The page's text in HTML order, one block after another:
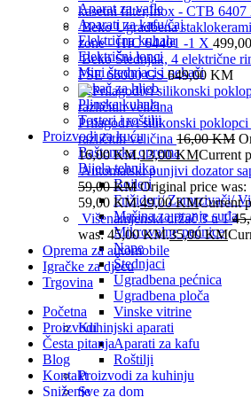
Aparat za vafle
Aparati za kafu/čaj
Električna kuhala
Električni lonci
Mini štednjaci i pekači
Pekač za hljeb
Plinska kuhala
Tosteri i roštilji
Proizvodi za kuću
Baštenska oprema
Bijela tehnika
Bojleri
Frižideri/ Zamrzivači/
Mašina za pranje suđa
Mikrovalne pećnice
Nape
Štednjaci
Ugradbena pećnica
Ugradbena ploča
Vinske vitrine
Kuhinjski aparati
Aparati za kafu
Roštilji
Proizvodi za kuhinju
Sve za dom
kasetni filter,Inox - CTB 6407
Beko Ugradbena
zone - HIC 64401 -1 X 499,00
Beko Štednjak, 4 električne
FSE 66000 GS649,00 KM
Prilagodivi silikonski poklopci
različitih veličina 16,00KM
16,00 KM.13,00KMCurrent
Automatski punjivi dozator
59,00KM Original price was:
59,00 KM.49,00KMCurrent
Višenamjenski držač 3 u 1
was: 45,00 KM.35,00KM
Oprema za automobile
Igračke za djecu
Trgovina
Početna
Proizvodi
Česta pitanja
Blog
Kontakt
Sniženje